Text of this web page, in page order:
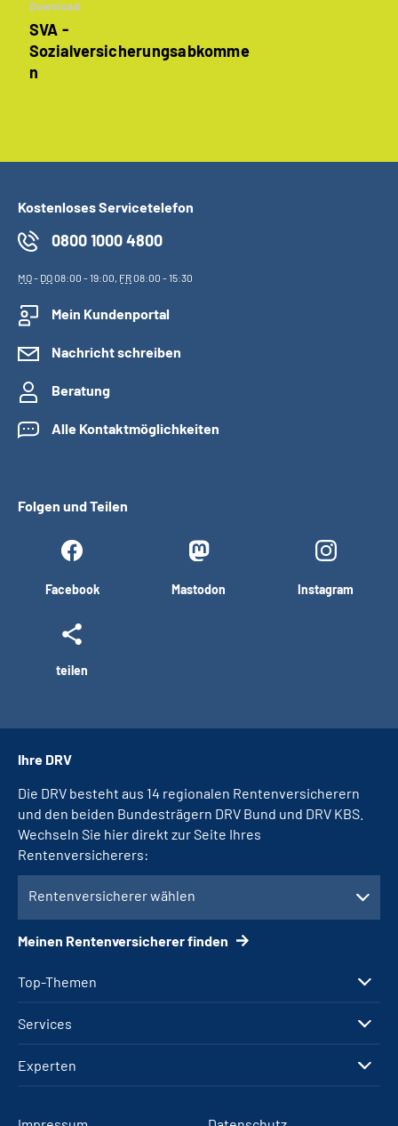
Download
SVA -
Sozialversicherungsabkomme
n
Kostenloses Servicetelefon
0800 1000 4800
MO- DO08:00 - 19:00, FR08:00 - 15:30
Mein Kundenportal
Nachricht schreiben
Beratung
Alle Kontaktmöglichkeiten
Folgen und Teilen
Facebook Mastodon Instagram
teilen
Top-Themen
Services
Experten
Ihre DRV
Die DRV besteht aus 14 regionalen Rentenversicherern
und den beiden Bundesträgern DRV Bund und DRV KBS.
Wechseln Sie hier direkt zur Seite Ihres
Rentenversicherers:
Rentenversicherer wählen
Meinen Rentenversicherer finden